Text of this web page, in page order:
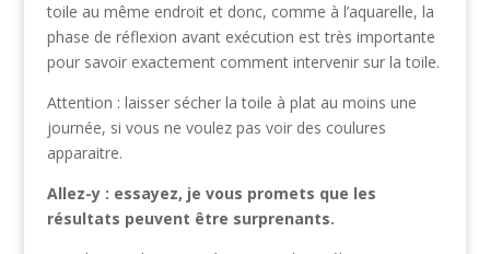
toile au même endroit et donc, comme à l’aquarelle, la
phase de réflexion avant exécution est très importante
pour savoir exactement comment intervenir sur la toile.
Attention : laisser sécher la toile à plat au moins une
journée, si vous ne voulez pas voir des coulures
apparaitre.
Allez-y : essayez, je vous promets que les
résultats peuvent être surprenants.